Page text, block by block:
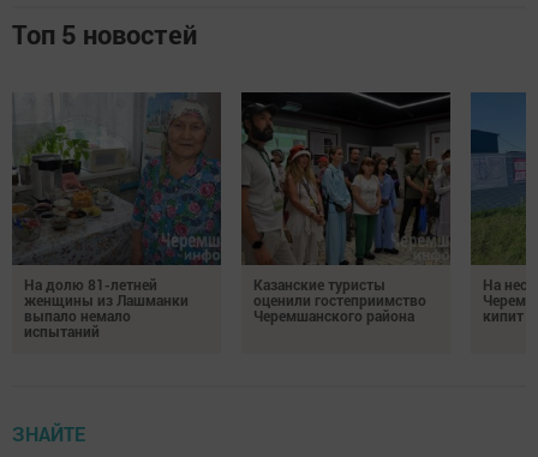
Топ 5 новостей
На долю 81-летней
женщины из Лашманки
выпало немало
испытаний
Казанские туристы
оценили гостеприимство
Черемшанского района
На
кипит
ЗНАЙТЕ